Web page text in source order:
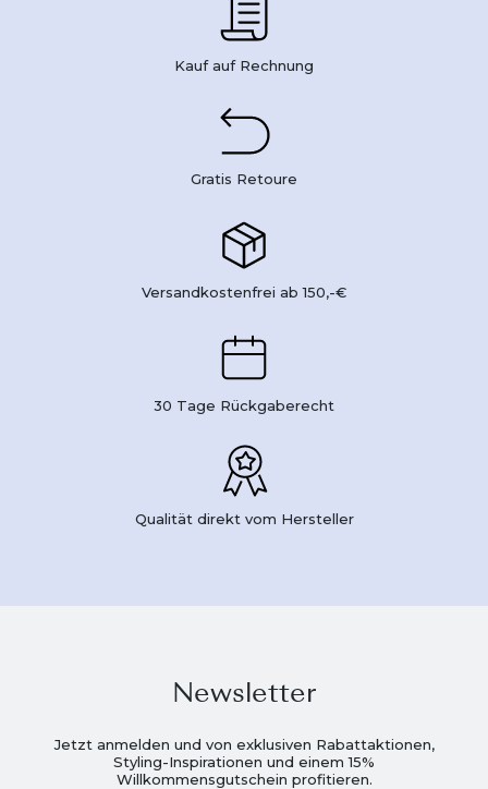
Kauf auf Rechnung
Gratis Retoure
Versandkostenfrei ab 150,-€
30 Tage Rückgaberecht
Qualität direkt vom Hersteller
Newsletter
Jetzt anmelden und von exklusiven Rabattaktionen,
Styling-Inspirationen und einem 15%
Willkommensgutschein profitieren.